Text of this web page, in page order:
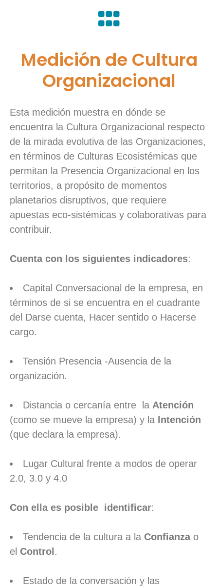
Medición de Cultura
Organizacional
Esta medición muestra en dónde se
encuentra la Cultura Organizacional respecto
de la mirada evolutiva de las Organizaciones,
en términos de Culturas Ecosistémicas que
permitan la Presencia Organizacional en los
territorios, a propósito de momentos
planetarios disruptivos, que requiere
apuestas eco-sistémicas y colaborativas para
contribuir.
Cuenta con los siguientes indicadores:
Capital Conversacional de la empresa, en
términos de si se encuentra en el cuadrante
del Darse cuenta, Hacer sentido o Hacerse
cargo.
Tensión Presencia -Ausencia de la
organización.
Distancia o cercanía entre la Atención
(como se mueve la empresa) y la Intención
(que declara la empresa).
Lugar Cultural frente a modos de operar
2.0, 3.0 y 4.0
Con ella es posible identificar:
Tendencia de la cultura a la Confianzao
el Control.
Estado de la conversación y las